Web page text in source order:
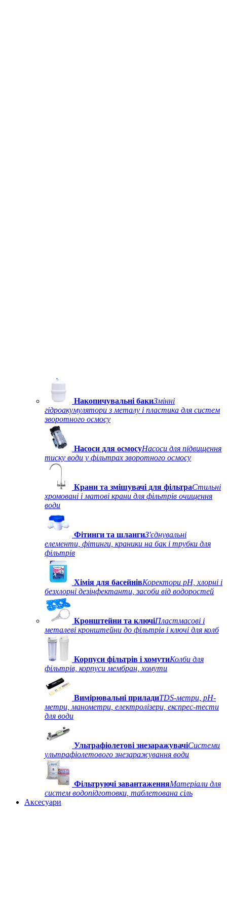
Накопичувальні бакиЗмінні
гідроакумулятори з металу і пластика для систем
зворотного осмосу
Насоси для осмосуНасоси для підвищення
тиску води у фільтрах зворотного осмосу
Крани та змішувачі для фільтраСтильні
хромовані і матові крани для фільтрів очищення
води
Фітинги та шлангиЗ'єднувальні
елементи, фітинги, краники на бак і трубки для
фільтрів
Хімія для басейнівКоректори рН, хлорні і
безхлорні дезінфектанти, засоби від водоростей
Кронштейни та ключіПластмасові і
металеві кронштейни до фільтрів і ключі для колб
Корпуси фільтрів і хомутиКолби для
фільтрів, корпуси мембран, хомути
Вимірювальні приладиTDS-метри, рН-
метри, манометри, електролізери, експрес-тести
для води
Ультрафіолетові знезаражувачіСистеми
ультрафіолетового знезаражування води
Фільтруючі завантаженняМатеріали для
систем водопідготовки, таблетована сіль
Аксесуари